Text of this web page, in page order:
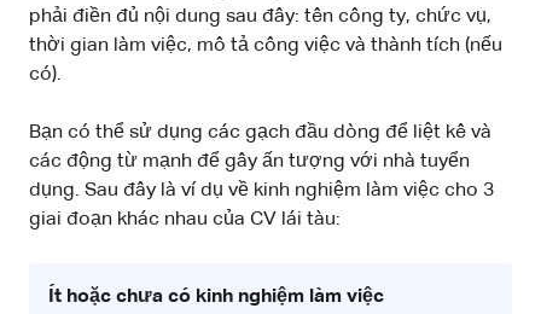
phải điền đủ nội dung sau đây: tên công ty, chức vụ,
thời gian làm việc, mô tả công việc và thành tích (nếu
có).
Bạn có thể sử dụng các gạch đầu dòng để liệt kê và
các động từ mạnh để gây ấn tượng với nhà tuyển
dụng. Sau đây là ví dụ về kinh nghiệm làm việc cho 3
giai đoạn khác nhau của CV lái tàu:
Ít hoặc chưa có kinh nghiệm làm việc